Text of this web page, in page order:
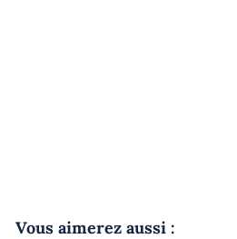
Vous aimerez aussi :